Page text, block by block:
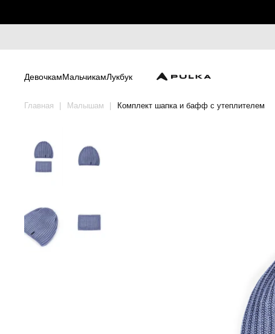
ДевочкамМальчикамЛукбук
Главная Малышам Комплект шапка и бафф с утеплителем